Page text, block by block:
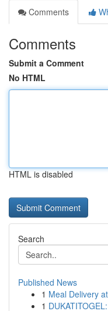
Comments
Comments
Submit a Comment
No HTML
HTML is disabled
Search
Published News
1 Meal Delivery
1